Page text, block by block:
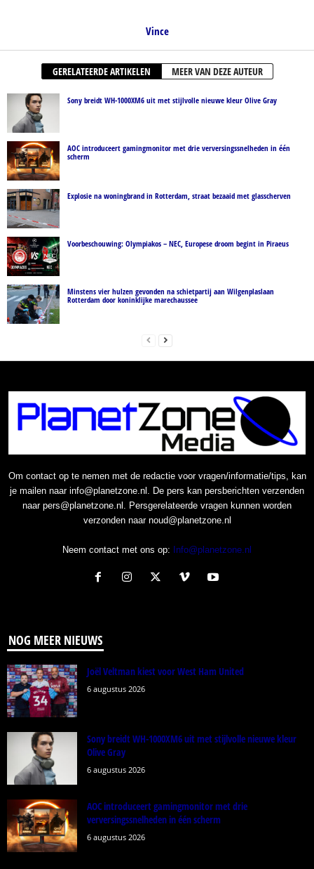
Vince
GERELATEERDE ARTIKELEN MEER VAN DEZE AUTEUR
Sony breidt WH-1000XM6 uit met stijlvolle nieuwe kleur Olive Gray
AOC introduceert gamingmonitor met drie verversingssnelheden in één
scherm
Explosie na woningbrand in Rotterdam, straat bezaaid met glasscherven
Voorbeschouwing: Olympiakos – NEC, Europese droom begint in Piraeus
Minstens vier hulzen gevonden na schietpartij aan Wilgenplaslaan
Rotterdam door koninklijke marechaussee
Om contact op te nemen met de redactie voor vragen/informatie/tips, kan
je mailen naar info@planetzone.nl. De pers kan persberichten verzenden
naar pers@planetzone.nl. Persgerelateerde vragen kunnen worden
verzonden naar noud@planetzone.nl
Neem contact met ons op: Info@planetzone.nl
NOG MEER NIEUWS
Joël Veltman kiest voor West Ham United
6 augustus 2026
Sony breidt WH-1000XM6 uit met stijlvolle nieuwe kleur
Olive Gray
6 augustus 2026
AOC introduceert gamingmonitor met drie
verversingssnelheden in één scherm
6 augustus 2026